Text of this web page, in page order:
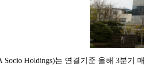
Socio Holdings)는 연결기준 올해 3분기